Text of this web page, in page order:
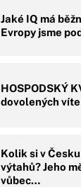
Jaké IQ má
Evropy jsme
HOSPODSKÝ
dovolených
Kolik si v
výtahů? Jeho
vůbec…